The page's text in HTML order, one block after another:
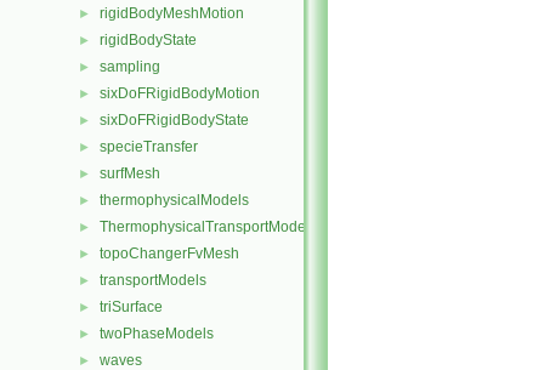
► rigidBodyMeshMotion
► rigidBodyState
► sampling
► sixDoFRigidBodyMotion
► sixDoFRigidBodyState
► specieTransfer
► surfMesh
► thermophysicalModels
► ThermophysicalTransportModels
► topoChangerFvMesh
► transportModels
► triSurface
► twoPhaseModels
► waves